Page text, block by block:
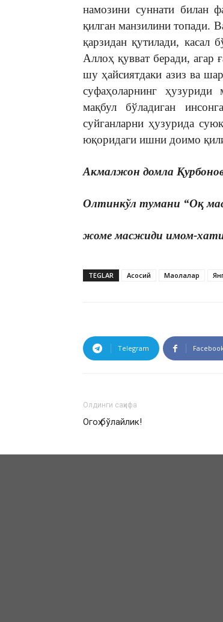
намозини суннати билан
қилган манзилини топади.
қарзидан қутилади, касал
Аллоҳ қувват беради, агар
шу ҳайсиятдаки азиз ва
суфаҳоларнинг ҳузуриди
мақбул бўладиган
суйганларни ҳузурида
юқоридаги ишни доимо
Акмалжон домла
Олтинкўл тумани “Оқ
жоме масжиди имом-
TEGLAR Асосий Мақолалар
Telegram
Олдинги саҳифа
Огоҳ бўлайлик!